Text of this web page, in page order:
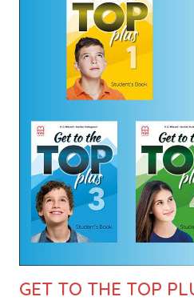
GET TO THE TOP